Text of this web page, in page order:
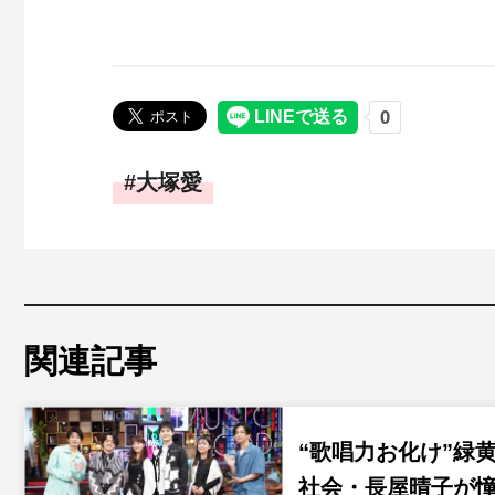
大塚愛
関連記事
“歌唱力お化け”緑
社会・長屋晴子が